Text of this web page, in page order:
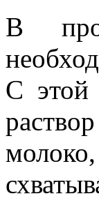
В
С этой